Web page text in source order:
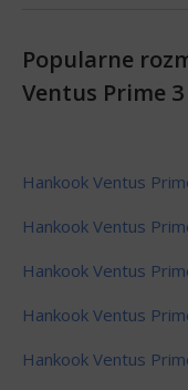
Popularne
Ventus Prime 3
Hankook Ventus
Hankook Ventus
Hankook Ventus
Hankook Ventus
Hankook Ventus